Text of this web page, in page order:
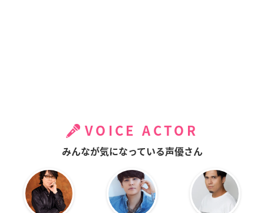
VOICE ACTOR
みんなが気になっている声優さん